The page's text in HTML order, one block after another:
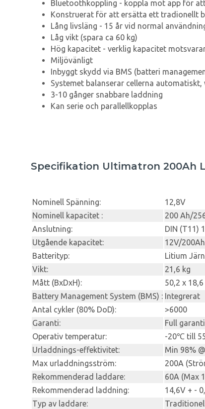
Bluetoothkoppling - koppla mot app för
Konstruerat för att ersätta ett tradionellt
Lång livsläng - 15 år vid normal
Låg vikt (spara ca 60 kg)
Hög kapacitet - verklig kapacitet
Miljövänligt
Inbyggt skydd via BMS (batteri
Systemet balanserar cellerna
3-10 gånger snabbare laddning
Kan serie och parallellkopplas
Specifikation Ultimatron 200Ah
Nominell Spänning:
12,8V
Nominell kapacitet :
200 Ah/
Anslutning:
DIN (T11)
Utgående kapacitet:
12V/200Ah
Batterityp:
Litium
Vikt:
21,6 kg
Mått (BxDxH):
50,2 x
Battery Management System (BMS) : Integrerat
Antal cykler (80% DoD):
>6000
Garanti:
Full
Operativ temperatur:
-20℃ till
Urladdnings-effektivitet:
Min 98%
Max urladdningsström:
200A
Rekommenderad laddare:
60A (Max
Rekommenderad laddning:
14,6V + -
Typ av laddare: